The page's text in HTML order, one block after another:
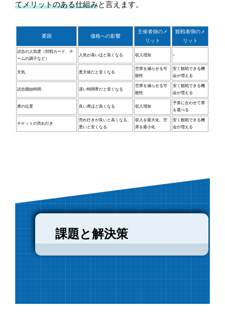
てメリットのある仕組みと言えます。
要因 価格への影響
主催者側のメ
リット
観戦者側のメ
リット
試合の人気度（対戦カード、チ
ームの調子など）
人気が高いほど高くなる 収入増加 –
天気 悪天候だと安くなる
空席を減らせる可
能性
安く観戦できる機
会が増える
試合開始時間 遅い時間帯だと安くなる
空席を減らせる可
能性
安く観戦できる機
会が増える
席の位置 良い席ほど高くなる 収入増加
予算に合わせて席
を選べる
チケットの売れ行き
売れ行きが良いと高くなる、
悪いと安くなる
収入を最大化、空
席を最小化
安く観戦できる機
会が増える
課題と解決策